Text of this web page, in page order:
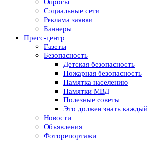
Опросы
Социальные сети
Реклама заявки
Баннеры
Пресс-центр
Газеты
Безопасность
Детская безопасность
Пожарная безопасность
Памятка населению
Памятки МВД
Полезные советы
Это должен знать каждый
Новости
Объявления
Фоторепортажи